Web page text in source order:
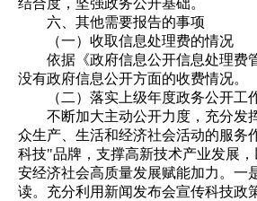
结合度，坚强政务公开基础。
六、其他需要报告的事项
（一）收取信息处理费的情况
依据《政府信息公开信息处理费
没有政府信息公开方面的收费情况。
（二）落实上级年度政务公开工
不断加大主动公开力度，充分发
众生产、生活和经济社会活动的服务
科技"品牌，支撑高新技术产业发展
安经济社会高质量发展赋能加力。一
读。充分利用新闻发布会宣传科技政